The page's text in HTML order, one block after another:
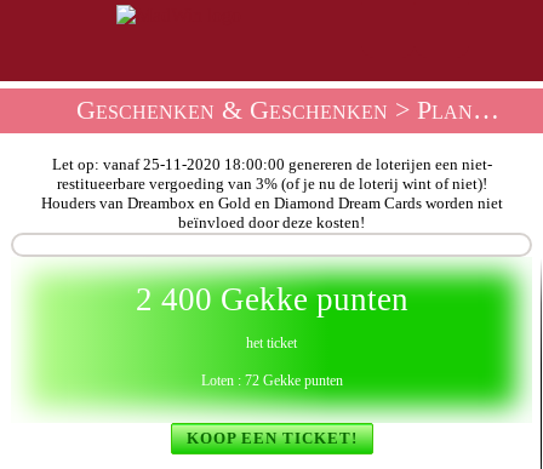
Geschenken & Geschenken > Planten En Tuinen Loterijwinkel
Let op: vanaf 25-11-2020 18:00:00 genereren de loterijen een niet-
restitueerbare vergoeding van 3% (of je nu de loterij wint of niet)!
Houders van Dreambox en Gold en Diamond Dream Cards worden niet
beïnvloed door deze kosten!
2 400 Gekke punten
het ticket
Loten : 72 Gekke punten
KOOP EEN TICKET!